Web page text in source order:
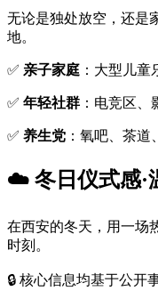
无论是独处放空，还是
地。
✅ 亲子家庭 ：大型儿
✅ 年轻社群 ：电竞区
✅ 养生党 ：氧吧、茶
☁️ 冬日仪式感·
在西安的冬天，用一场
时刻。
🔒 核心信息均基于公开